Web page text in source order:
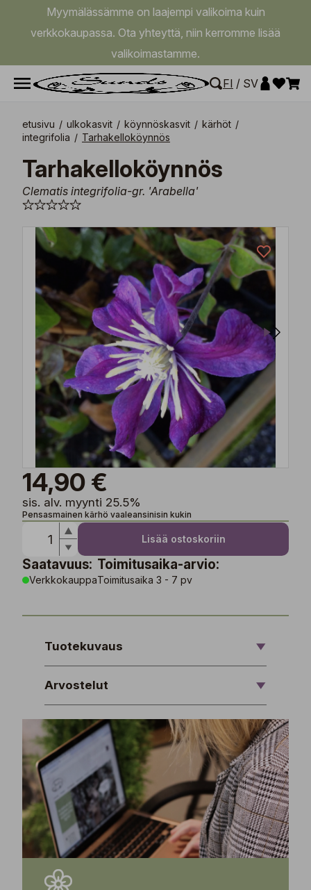
Myymälässämme on laajempi valikoima kuin
verkkokaupassa. Ota yhteyttä, niin kerromme lisää
valikoimastamme.
FI / SV
etusivu / ulkokasvit / köynnöskasvit / kärhöt /
integrifolia / Tarhakelloköynnös
Tarhakelloköynnös
Clematis integrifolia-gr. 'Arabella'
14,90 €
sis. alv. myynti 25.5%
Pensasmainen kärhö vaaleansinisin kukin
Lisää ostoskoriin
Saatavuus:
Verkkokauppa
Toimitusaika-arvio:
Toimitusaika 3 - 7 pv
Tuotekuvaus
Arvostelut